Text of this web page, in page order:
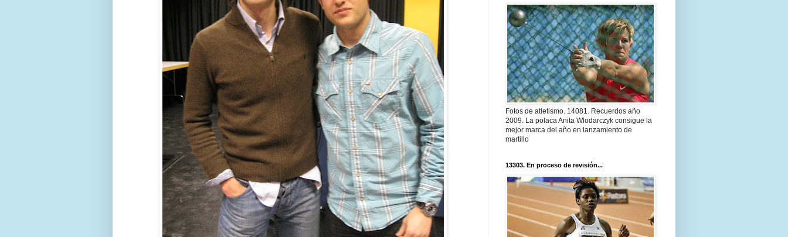
Fotos de atletismo. 14081. Recuerdos año
2009. La polaca Anita Wlodarczyk consigue la
mejor marca del año en lanzamiento de
martillo
13303. En proceso de revisión...